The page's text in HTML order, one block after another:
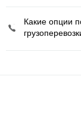
Какие опции